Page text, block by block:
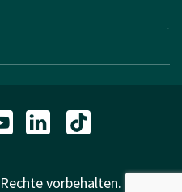
vorbehalten.